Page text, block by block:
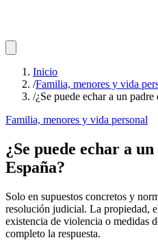
Inicio
/Familia, menores y vida
/¿Se puede echar a un padre
Familia, menores y vida personal
¿Se puede echar a
España?
Solo en supuestos concretos y
resolución judicial. La propiedad,
existencia de violencia o medidas
completo la respuesta.